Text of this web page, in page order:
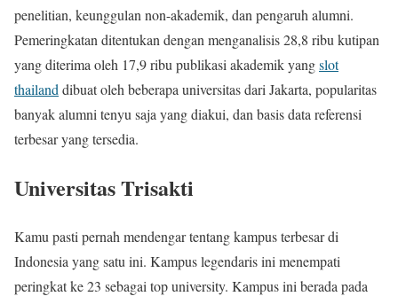
penelitian, keunggulan non-akademik, dan pengaruh alumni.
Pemeringkatan ditentukan dengan menganalisis 28,8 ribu kutipan
yang diterima oleh 17,9 ribu publikasi akademik yangslot
thailand dibuat oleh beberapa universitas dari Jakarta, popularitas
banyak alumni tenyu saja yang diakui, dan basis data referensi
terbesar yang tersedia.
Universitas Trisakti
Kamu pasti pernah mendengar tentang kampus terbesar di
Indonesia yang satu ini. Kampus legendaris ini menempati
peringkat ke 23 sebagai top university. Kampus ini berada pada